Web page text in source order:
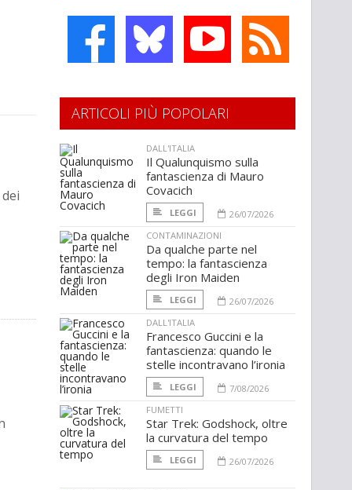
ARTICOLI PIÙ POPOLARI
DALL'ITALIA
Il Qualunquismo sulla
fantascienza di Mauro
Covacich
LEGGI
26/07/2026
CONTAMINAZIONI
Da qualche parte nel
tempo: la fantascienza
degli Iron Maiden
LEGGI
26/07/2026
DALL'ITALIA
Francesco Guccini e la
fantascienza: quando le
stelle incontravano l’ironia
LEGGI
7/08/2026
FUMETTI
Star Trek: Godshock, oltre
la curvatura del tempo
LEGGI 26/07/2026